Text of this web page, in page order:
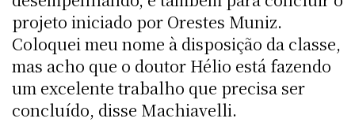
projeto iniciado por Orestes Muniz.
Coloquei meu nome à disposição da classe,
mas acho que o doutor Hélio está fazendo
um excelente trabalho que precisa ser
concluído, disse Machiavelli.